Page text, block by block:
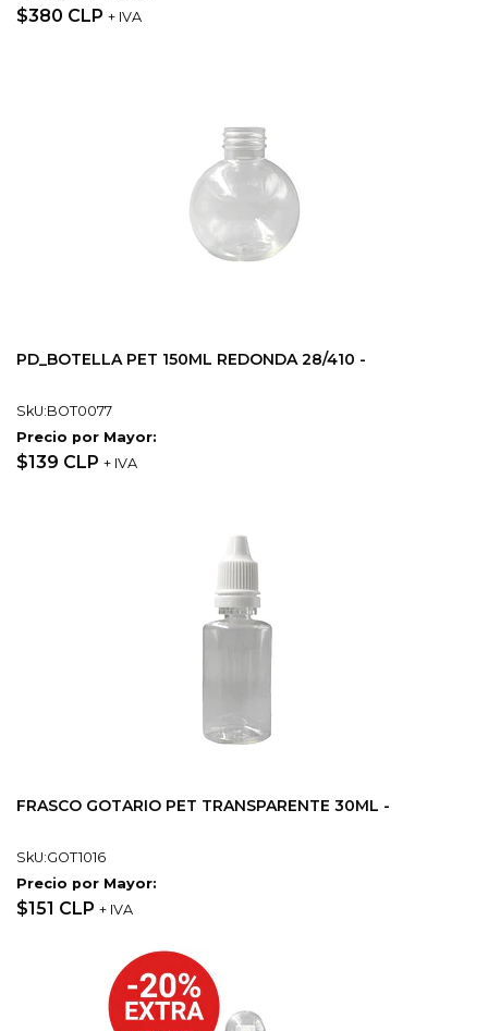
$380 CLP + IVA
PD_BOTELLA PET 150ML REDONDA 28/410 -
SkU:BOT0077
Precio por Mayor:
$139 CLP + IVA
FRASCO GOTARIO PET TRANSPARENTE 30ML -
SkU:GOT1016
Precio por Mayor:
$151 CLP + IVA